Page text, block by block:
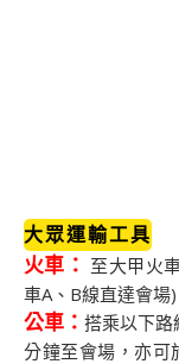
大眾運輸工具
火車： 至大甲火
車A、B線直達會場)
公車： 搭乘以下
分鐘至會場，亦可